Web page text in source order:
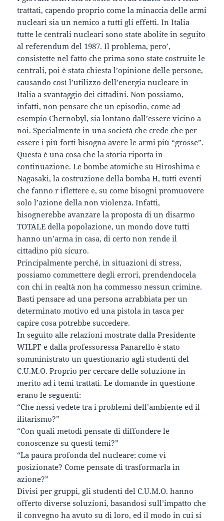
trattati, capendo proprio come la minaccia delle armi
nucleari sia un nemico a tutti gli effetti. In Italia
tutte le centrali nucleari sono state abolite in seguito
al referendum del 1987. Il problema, pero’,
consistette nel fatto che prima sono state costruite le
centrali, poi è stata chiesta l’opinione delle persone,
causando così l’utilizzo dell’energia nucleare in
Italia a svantaggio dei cittadini. Non possiamo,
infatti, non pensare che un episodio, come ad
esempio Chernobyl, sia lontano dall’essere vicino a
noi. Specialmente in una società che crede che per
essere i più forti bisogna avere le armi più “grosse”.
Questa è una cosa che la storia riporta in
continuazione. Le bombe atomiche su Hiroshima e
Nagasaki, la costruzione della bomba H, tutti eventi
che fanno r iflettere e, su come bisogni promuovere
solo l’azione della non violenza. Infatti,
bisognerebbe avanzare la proposta di un disarmo
TOTALE della popolazione, un mondo dove tutti
hanno un’arma in casa, di certo non rende il
cittadino più sicuro.
Principalmente perché, in situazioni di stress,
possiamo commettere degli errori, prendendocela
con chi in realtà non ha commesso nessun crimine.
Basti pensare ad una persona arrabbiata per un
determinato motivo ed una pistola in tasca per
capire cosa potrebbe succedere.
In seguito alle relazioni mostrate dalla Presidente
WILPF e dalla professoressa Panarello è stato
somministrato un questionario agli studenti del
C.U.M.O. Proprio per cercare delle soluzione in
merito ad i temi trattati. Le domande in questione
erano le seguenti:
“Che nessi vedete tra i problemi dell’ambiente ed il
ilitarismo?”
“Con quali metodi pensate di diffondere le
conoscenze su questi temi?”
“La paura profonda del nucleare: come vi
posizionate? Come pensate di trasformarla in
azione?”
Divisi per gruppi, gli studenti del C.U.M.O. hanno
offerto diverse soluzioni, basandosi sull’impatto che
il convegno ha avuto su di loro, ed il modo in cui si